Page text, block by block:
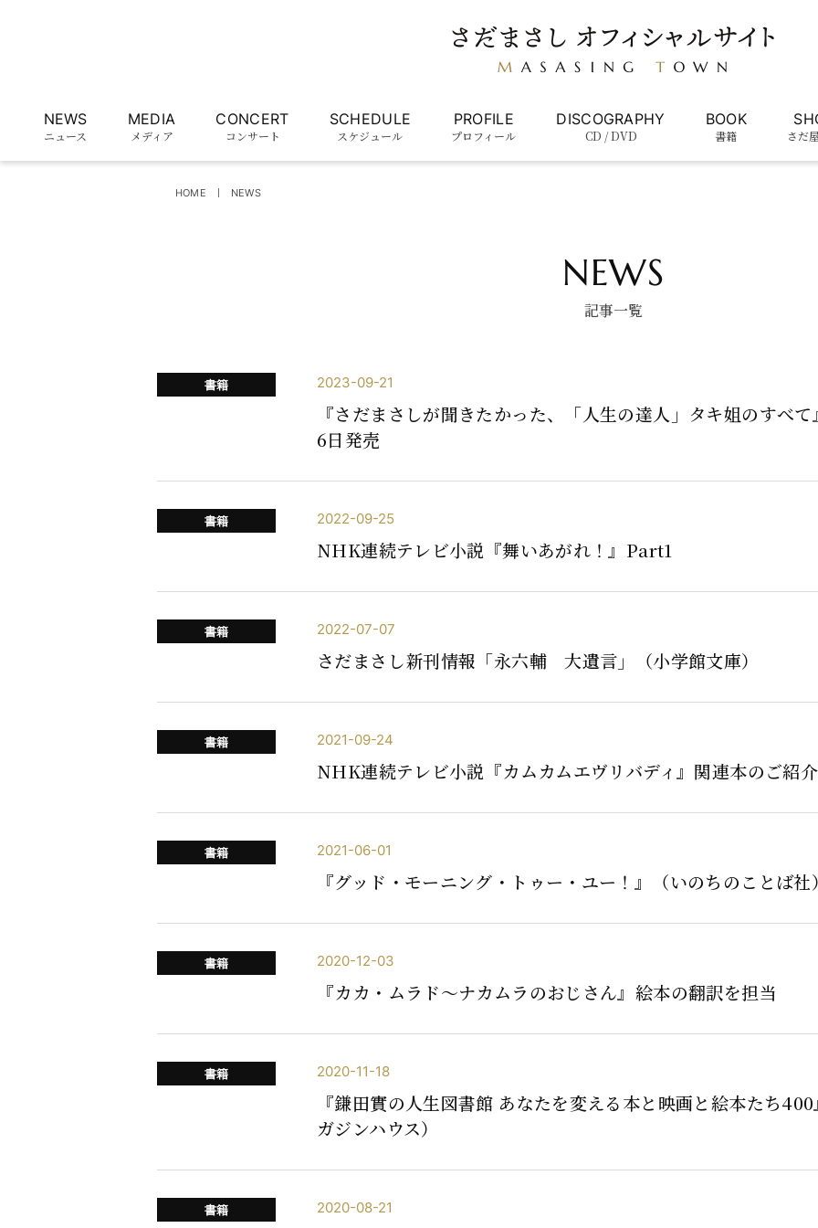
NEWS
ニュース
MEDIA
メディア
CONCERT
コンサート
SCHEDULE
スケジュール
PROFILE
プロフィール
DISCOGRAPHY
CD / DVD
BOOK
書籍 さだ
HOME NEWS
NEWS
記事一覧
書籍 2023-09-21
『さだまさしが聞きたかった、「人生の達人」タキ姐のすべて
6日発売
書籍 2022-09-25
NHK連続テレビ小説『舞いあがれ！』Part1
書籍 2022-07-07
さだまさし新刊情報「永六輔 大遺言」（小学館文庫）
書籍 2021-09-24
NHK連続テレビ小説『カムカムエヴリバディ』関連本のご紹介
書籍 2021-06-01
『グッド・モーニング・トゥー・ユー！』（いのちのことば社）
書籍 2020-12-03
『カカ・ムラド～ナカムラのおじさん』絵本の翻訳を担当
書籍 2020-11-18
『鎌田實の人生図書館 あなたを変える本と映画と絵本たち
ガジンハウス）
書籍 2020-08-21